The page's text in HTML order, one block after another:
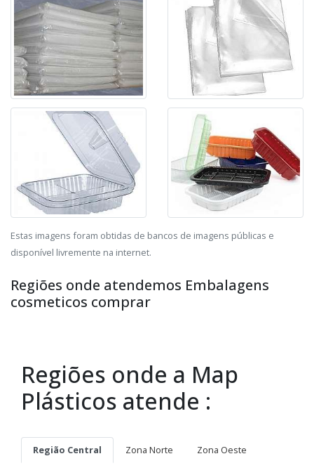
Estas imagens foram obtidas de bancos de imagens públicas e
disponível livremente na internet.
Regiões onde atendemos Embalagens
cosmeticos comprar
Regiões onde a Map
Plásticos atende :
Região Central Zona Norte
Zona Oeste